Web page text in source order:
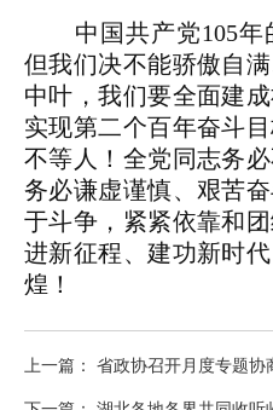
中国共产党105年
但我们决不能骄傲自
中叶，我们要全面建
实现第二个百年奋斗
不等人！全党同志务
务必谦虚谨慎、艰苦
于斗争，紧紧依靠和
进新征程、建功新时
煌！
上一篇： 省政协召开月度专题协